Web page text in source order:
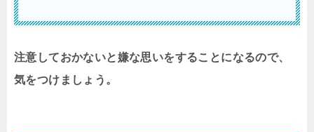
注意しておかないと嫌な思いをすることになるので、
気をつけましょう。